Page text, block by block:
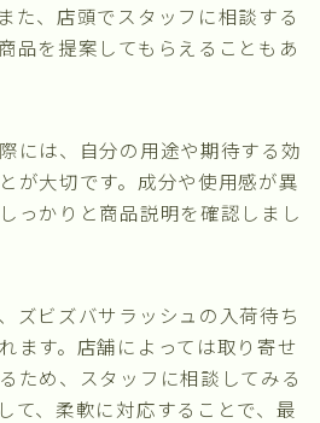
た、店頭でスタッフに相談する
品を提案してもらえることもあ
には、自分の用途や期待する効
が大切です。成分や使用感が異
っかりと商品説明を確認しまし
ズビズバサラッシュの入荷待ち
ます。店舗によっては取り寄せ
ため、スタッフに相談してみる
て、柔軟に対応することで、最